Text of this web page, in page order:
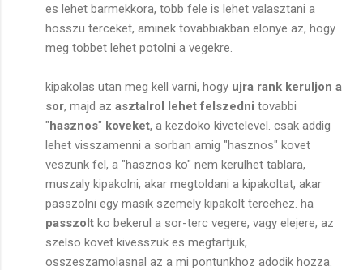
es lehet barmekkora, tobb fele is lehet valasztani a
hosszu terceket, aminek tovabbiakban elonye az, hogy
meg tobbet lehet potolni a vegekre.
kipakolas utan meg kell varni, hogy ujra rank keruljon a
sor, majd az asztalrol lehet felszedni tovabbi
"hasznos" koveket, a kezdoko kivetelevel. csak addig
lehet visszamenni a sorban amig "hasznos" kovet
veszunk fel, a "hasznos ko" nem kerulhet tablara,
muszaly kipakolni, akar megtoldani a kipakoltat, akar
passzolni egy masik szemely kipakolt tercehez. ha
passzolt ko bekerul a sor-terc vegere, vagy elejere, az
szelso kovet kivesszuk es megtartjuk,
osszeszamolasnal az a mi pontunkhoz adodik hozza.